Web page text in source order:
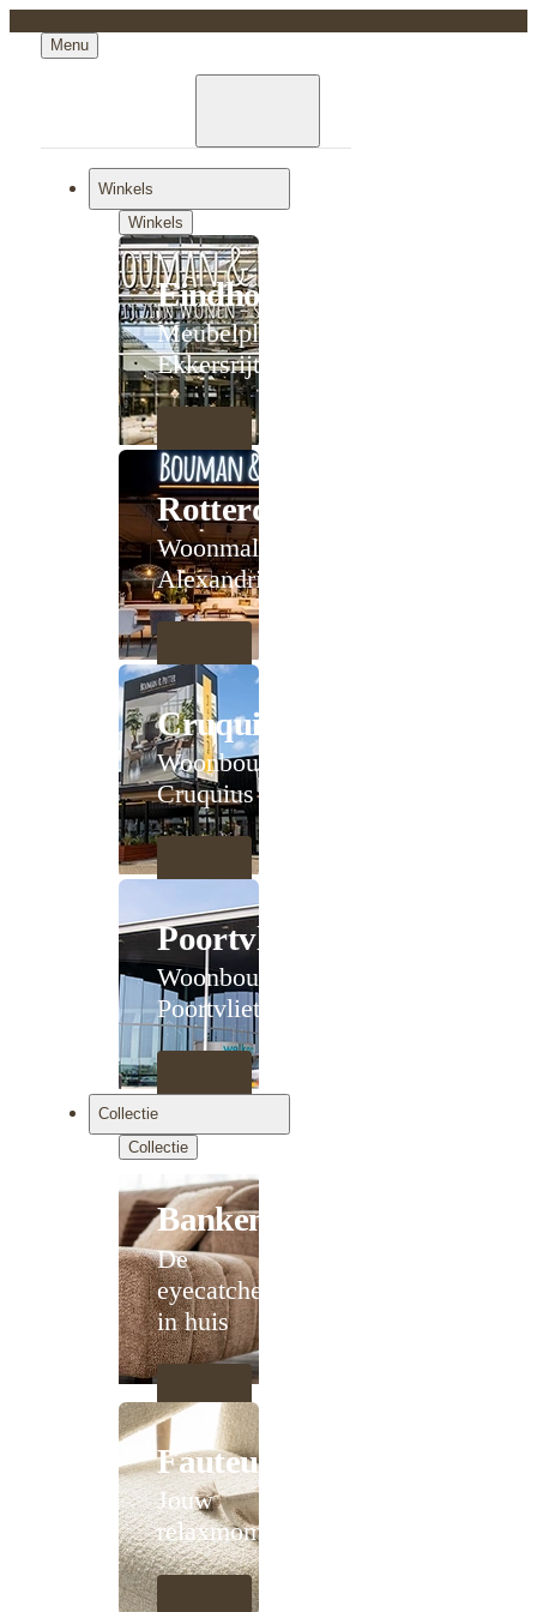
Menu
Winkels
Winkels
Eindhoven
Meubelplein
Ekkersrijt
Rotterdam
Woonmall
Alexandrium
Cruquius
Woonboulevard
Cruquius
Poortvliet
Woonboulevard
Poortvliet XXL
Collectie
Collectie
Banken
De
eyecatcher
in huis
Fauteuils
Jouw
relaxmoment